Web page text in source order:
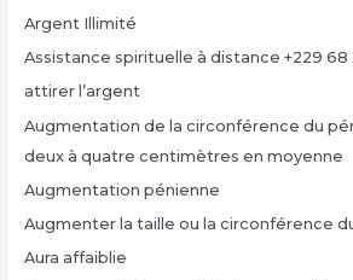
Argent Illimité
Assistance spirituelle à distance +229 68
attirer l’argent
Augmentation de la circonférence du
deux à quatre centimètres en moyenne
Augmentation pénienne
Augmenter la taille ou la circonférence
Aura affaiblie